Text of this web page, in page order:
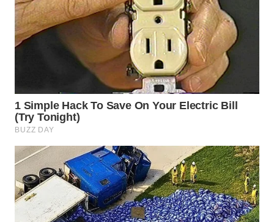
WN
PRIANGAN
SEMARANG
WN
WN
BOROBUDUR
WN